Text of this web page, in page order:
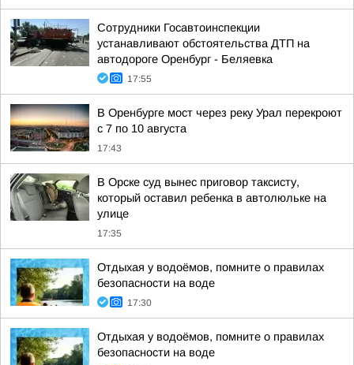
Сотрудники Госавтоинспекции
устанавливают обстоятельства ДТП на
автодороге Оренбург - Беляевка
17:55
В Оренбурге мост через реку Урал перекроют
с 7 по 10 августа
17:43
В Орске суд вынес приговор таксисту,
который оставил ребенка в автолюльке на
улице
17:35
Отдыхая у водоёмов, помните о правилах
безопасности на воде
17:30
Отдыхая у водоёмов, помните о правилах
безопасности на воде